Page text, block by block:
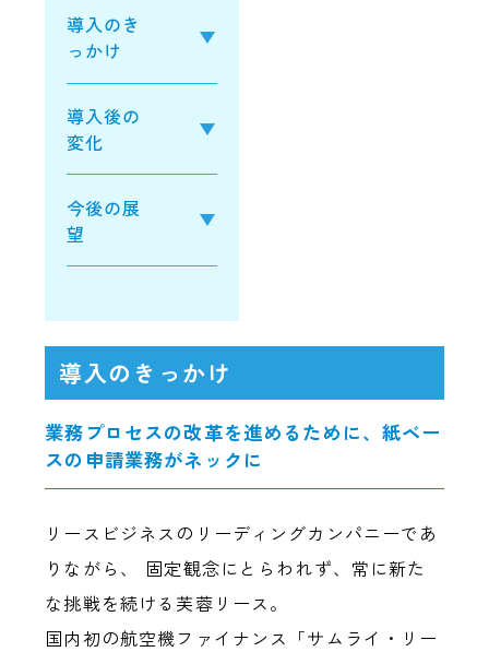
導入のき
っかけ
導入後の
変化
今後の展
望
導入のきっかけ
業務プロセスの改革を進めるために、紙ベー
スの申請業務がネックに
リースビジネスのリーディングカンパニーであ
りながら、 固定観念にとらわれず、常に新た
な挑戦を続ける芙蓉リース。
国内初の航空機ファイナンス「サムライ・リー